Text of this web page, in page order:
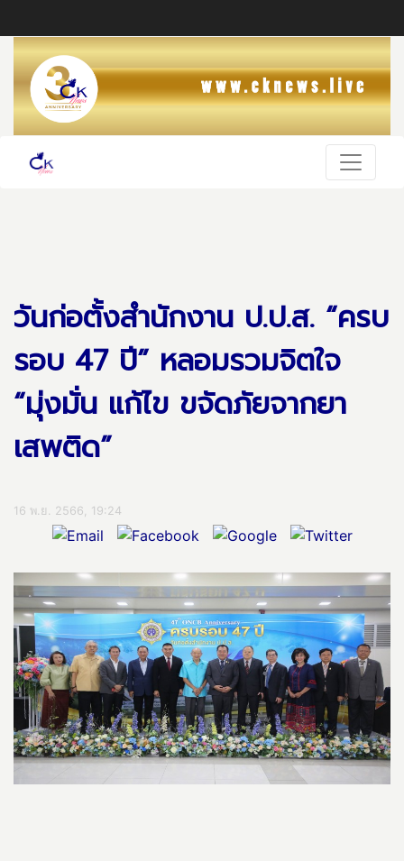
วันก่อตั้งสำนักงาน ป.ป.ส. “ครบ
รอบ 47 ปี” หลอมรวมจิตใจ
“มุ่งมั่น แก้ไข ขจัดภัยจากยา
เสพติด”
16 พ.ย. 2566, 19:24